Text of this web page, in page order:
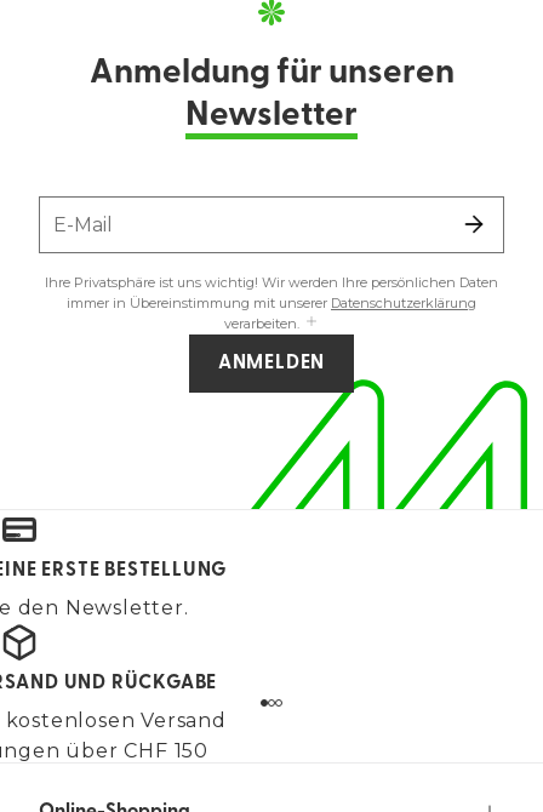
Anmeldung für unseren
Newsletter
E-Mail
Ihre Privatsphäre ist uns wichtig! Wir werden Ihre persönlichen Daten
immer in Übereinstimmung mit unserer Datenschutzerklärung
verarbeiten.
ANMELDEN
ERSTE BESTELLUNG
den Newsletter.
UND RÜCKGABE
Versand
über CHF 150